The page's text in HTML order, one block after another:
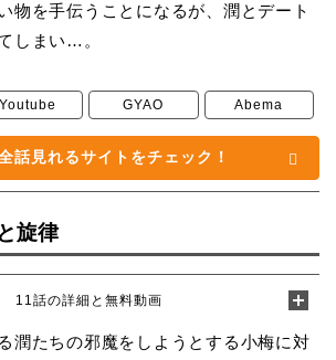
物を手伝うことになるが、潤とデート
しまい…。
Youtube GYAO Abema
話見れるサイトをチェック！
旋律
11話の詳細と無料動画
潤たちの邪魔をしようとする小梅に対